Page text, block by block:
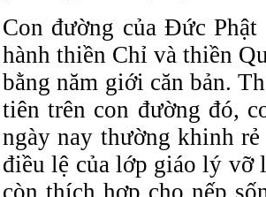
Con đường của Đức
hành thiền Chỉ và thiền
bằng năm giới căn bản.
tiên trên con đường đó,
ngày nay thường khinh
điều lệ của lớp giáo lý vỡ
còn thích hợp cho nếp